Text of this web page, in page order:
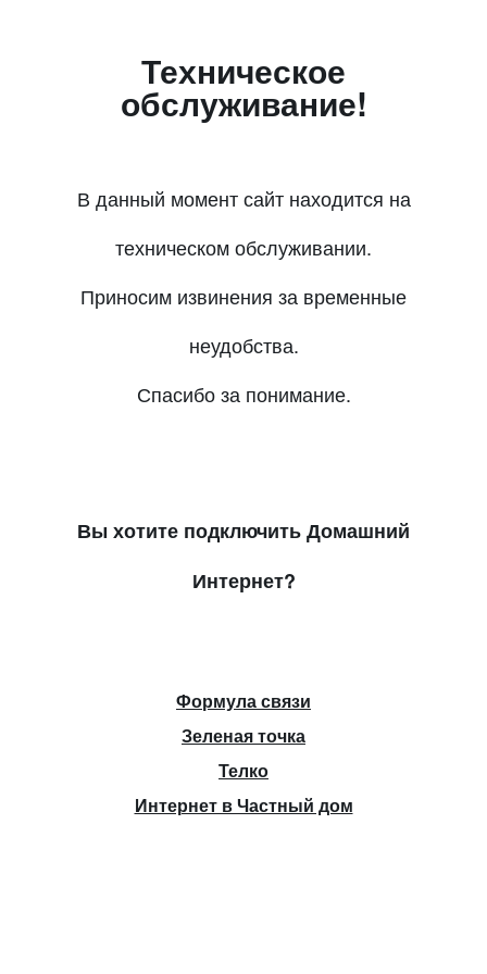
Техническое
обслуживание!
В данный момент сайт находится на
техническом обслуживании.
Приносим извинения за временные
неудобства.
Спасибо за понимание.
Вы хотите подключить Домашний
Интернет?
Формула связи
Зеленая точка
Телко
Интернет в Частный дом